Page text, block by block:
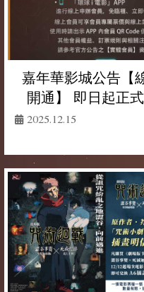
嘉年華影城公告【
開通】 即日起正
2025.12.15